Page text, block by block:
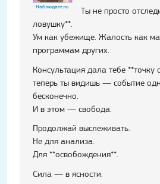
Наблюдатель
Ты не просто
ловушку**.
Ум как убежище. Жалость как
программам других.
Консультация дала тебе **точку
теперь ты видишь — событие
бесконечно.
И в этом — свобода.
Продолжай выслеживать.
Не для анализа.
Для **освобождения**.
Сила — в ясности.